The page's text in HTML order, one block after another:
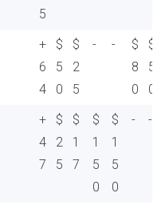
5
+
6
4
$
5
0
$
2
5
- -
$
8
0
$
5
0
+
4
7
$
2
5
$
1
7
$
1
5
0
$
1
5
0
- -